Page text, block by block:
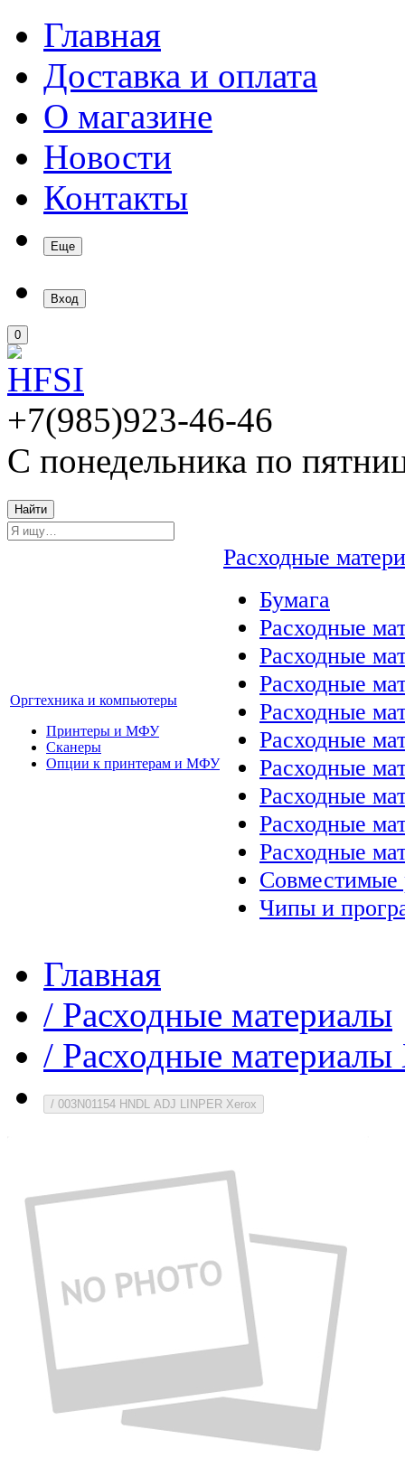
Главная
Доставка и оплата
О магазине
Новости
Контакты
Еще
Вход
0
+7(985)923-46-46
С понедельника по
Найти
Оргтехника и компьютеры
Принтеры и МФУ
Сканеры
Опции к принтерам и МФУ
Расходные
Бумага
Расходные
Расходные
Расходные
Расходные
Расходные
Расходные
Расходные
Расходные
Расходные
Совместимые
Чипы и
Главная
/ Расходные материалы
/ Расходные
/ 003N01154 HNDL ADJ LINPER Xerox